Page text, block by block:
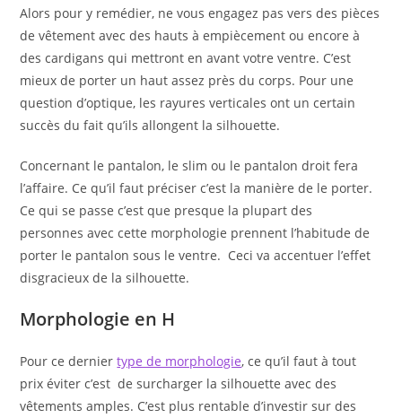
Alors pour y remédier, ne vous engagez pas vers des pièces
de vêtement avec des hauts à empiècement ou encore à
des cardigans qui mettront en avant votre ventre. C’est
mieux de porter un haut assez près du corps. Pour une
question d’optique, les rayures verticales ont un certain
succès du fait qu’ils allongent la silhouette.
Concernant le pantalon, le slim ou le pantalon droit fera
l’affaire. Ce qu’il faut préciser c’est la manière de le porter.
Ce qui se passe c’est que presque la plupart des
personnes avec cette morphologie prennent l’habitude de
porter le pantalon sous le ventre. Ceci va accentuer l’effet
disgracieux de la silhouette.
Morphologie en H
Pour ce derniertype de morphologie, ce qu’il faut à tout
prix éviter c’est de surcharger la silhouette avec des
vêtements amples. C’est plus rentable d’investir sur des